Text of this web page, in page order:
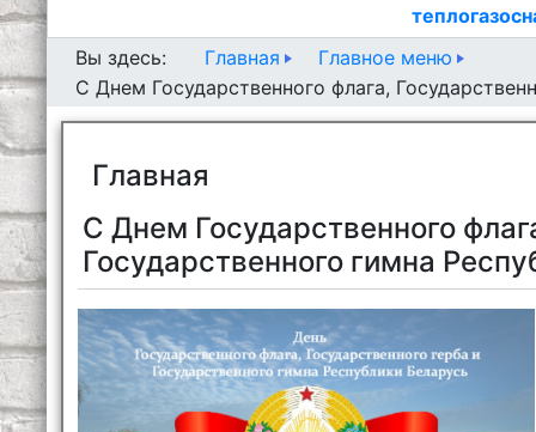
Вы здесь:
Главная
Главное меню
С Днем Государственного флага,
Главная
С Днем Государственного
Государственного гимна